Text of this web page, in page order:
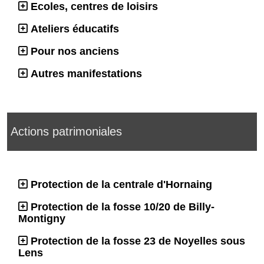
Ecoles, centres de loisirs
Ateliers éducatifs
Pour nos anciens
Autres manifestations
Actions patrimoniales
Protection de la centrale d'Hornaing
Protection de la fosse 10/20 de Billy-
Montigny
Protection de la fosse 23 de Noyelles sous
Lens